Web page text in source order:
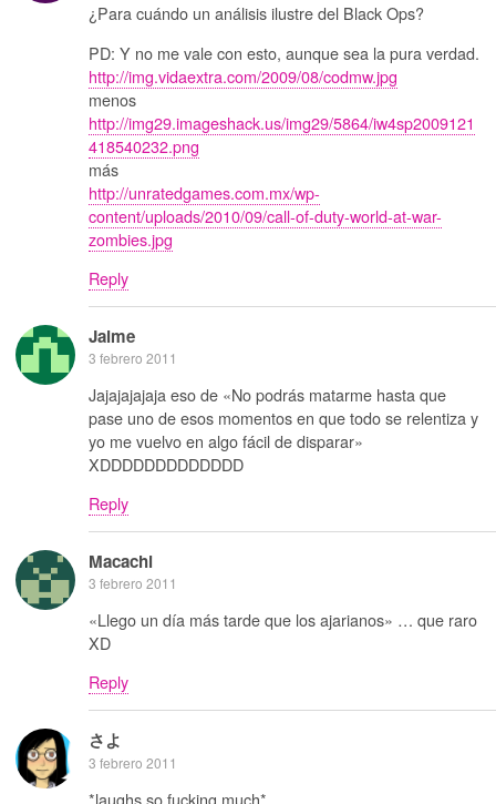
¿Para cuándo un análisis ilustre del Black Ops?
PD: Y no me vale con esto, aunque sea la pura verdad.
http://img.vidaextra.com/2009/08/codmw.jpg
menos
http://img29.imageshack.us/img29/5864/iw4sp2009121
418540232.png
más
http://unratedgames.com.mx/wp-
content/uploads/2010/09/call-of-duty-world-at-war-
zombies.jpg
Reply
Jaime
3 febrero 2011
Jajajajajaja eso de «No podrás matarme hasta que
pase uno de esos momentos en que todo se relentiza y
yo me vuelvo en algo fácil de disparar»
XDDDDDDDDDDDDD
Reply
Macachi
3 febrero 2011
«Llego un día más tarde que los ajarianos» … que raro
XD
Reply
さよ
3 febrero 2011
*laughs so fucking much*